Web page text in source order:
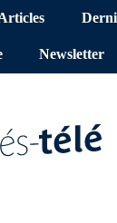
Newsletter